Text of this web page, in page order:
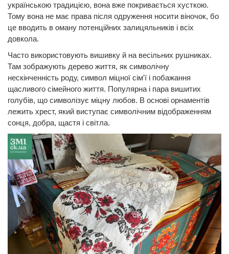
українською традицією, вона вже покривається хусткою.
Тому вона не має права після одруження носити віночок, бо
це вводить в оману потенційних залицяльників і всіх
довкола.
Часто використовують вишивку й на весільних рушниках.
Там зображують дерево життя, як символічну
нескінченність роду, символ міцної сім'ї і побажання
щасливого сімейного життя. Популярна і пара вишитих
голубів, що символізує міцну любов. В основі орнаментів
лежить хрест, який виступає символічним відображенням
сонця, добра, щастя і світла.